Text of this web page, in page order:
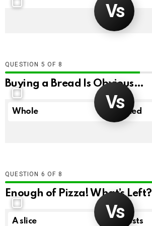
QUESTION OF 8
Buying a Bread Is Obvious…
Whole Sliced
QUESTION OF 8
Enough of Pizza! What’s Left?
A slice Crusts